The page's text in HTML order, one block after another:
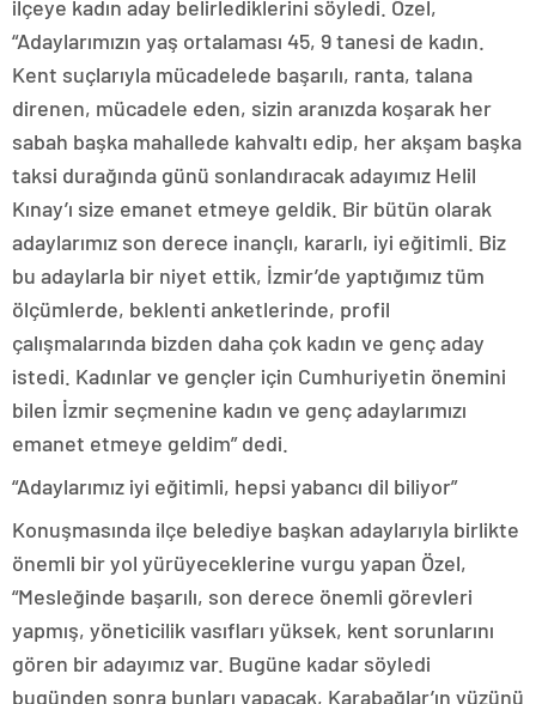
ilçeye kadın aday belirlediklerini söyledi. Özel,
“Adaylarımızın yaş ortalaması 45, 9 tanesi de kadın.
Kent suçlarıyla mücadelede başarılı, ranta, talana
direnen, mücadele eden, sizin aranızda koşarak her
sabah başka mahallede kahvaltı edip, her akşam başka
taksi durağında günü sonlandıracak adayımız Helil
Kınay’ı size emanet etmeye geldik. Bir bütün olarak
adaylarımız son derece inançlı, kararlı, iyi eğitimli. Biz
bu adaylarla bir niyet ettik, İzmir’de yaptığımız tüm
ölçümlerde, beklenti anketlerinde, profil
çalışmalarında bizden daha çok kadın ve genç aday
istedi. Kadınlar ve gençler için Cumhuriyetin önemini
bilen İzmir seçmenine kadın ve genç adaylarımızı
emanet etmeye geldim” dedi.
“Adaylarımız iyi eğitimli, hepsi yabancı dil biliyor”
Konuşmasında ilçe belediye başkan adaylarıyla birlikte
önemli bir yol yürüyeceklerine vurgu yapan Özel,
“Mesleğinde başarılı, son derece önemli görevleri
yapmış, yöneticilik vasıfları yüksek, kent sorunlarını
gören bir adayımız var. Bugüne kadar söyledi
bugünden sonra bunları yapacak, Karabağlar’ın yüzünü